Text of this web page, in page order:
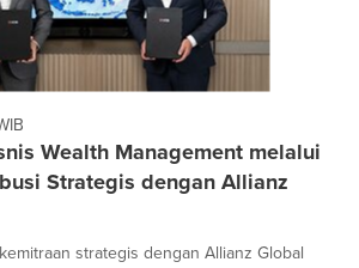
Wealth Management melalui
Strategis dengan Allianz
strategis dengan Allianz Global